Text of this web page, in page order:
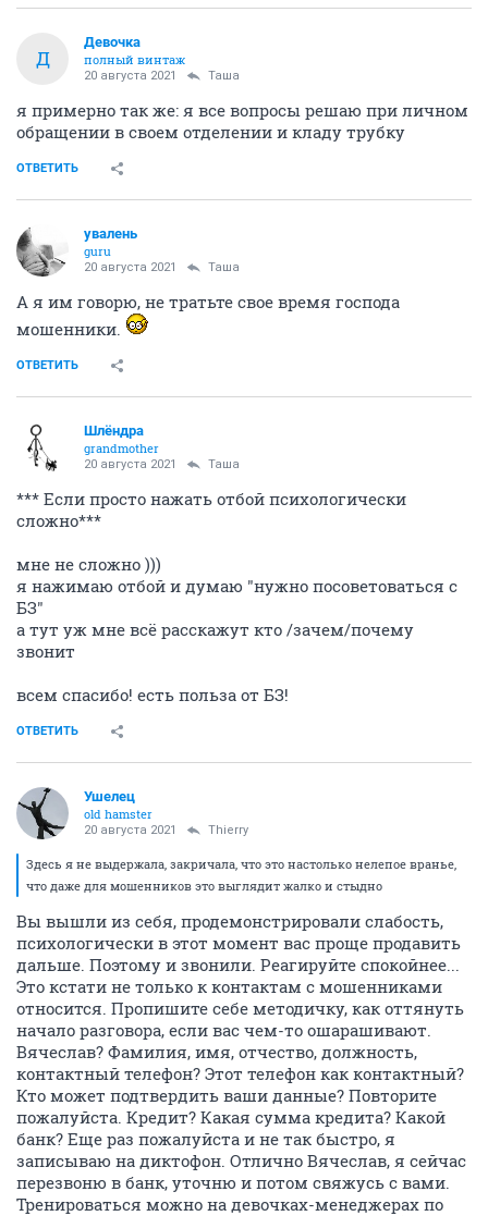
Д
Девочка
полный винтаж
20 августа 2021 Таша
я примерно так же: я все вопросы решаю при личном
обращении в своем отделении и кладу трубку
ОТВЕТИТЬ
увалень
guru
20 августа 2021 Таша
А я им говорю, не тратьте свое время господа
мошенники.
ОТВЕТИТЬ
Шлёндра
grandmother
20 августа 2021 Таша
*** Если просто нажать отбой психологически
сложно***
мне не сложно )))
я нажимаю отбой и думаю "нужно посоветоваться с
БЗ"
а тут уж мне всё расскажут кто /зачем/почему
звонит
всем спасибо! есть польза от БЗ!
ОТВЕТИТЬ
Ушелец
old hamster
20 августа 2021 Thierry
Здесь я не выдержала, закричала, что это настолько нелепое вранье,
что даже для мошенников это выглядит жалко и стыдно
Вы вышли из себя, продемонстрировали слабость,
психологически в этот момент вас проще продавить
дальше. Поэтому и звонили. Реагируйте спокойнее...
Это кстати не только к контактам с мошенниками
относится. Пропишите себе методичку, как оттянуть
начало разговора, если вас чем-то ошарашивают.
Вячеслав? Фамилия, имя, отчество, должность,
контактный телефон? Этот телефон как контактный?
Кто может подтвердить ваши данные? Повторите
пожалуйста. Кредит? Какая сумма кредита? Какой
банк? Еще раз пожалуйста и не так быстро, я
записываю на диктофон. Отлично Вячеслав, я сейчас
перезвоню в банк, уточню и потом свяжусь с вами.
Тренироваться можно на девочках-менеджерах по